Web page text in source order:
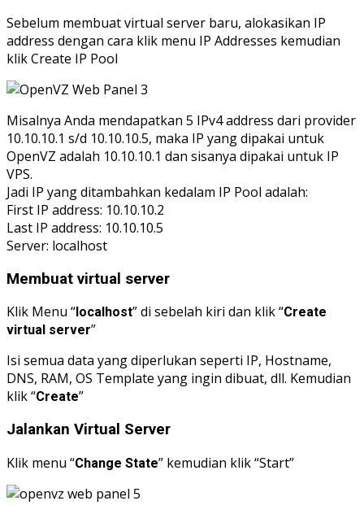
Sebelum membuat virtual server baru, alokasikan IP
address dengan cara klik menu IP Addresses kemudian
klik Create IP Pool
Misalnya Anda mendapatkan 5 IPv4 address dari provider
10.10.10.1 s/d 10.10.10.5, maka IP yang dipakai untuk
OpenVZ adalah 10.10.10.1 dan sisanya dipakai untuk IP
VPS.
Jadi IP yang ditambahkan kedalam IP Pool adalah:
First IP address: 10.10.10.2
Last IP address: 10.10.10.5
Server: localhost
Membuat virtual server
Klik Menu “ localhost” di sebelah kiri dan klik “Create
virtual server”
Isi semua data yang diperlukan seperti IP, Hostname,
DNS, RAM, OS Template yang ingin dibuat, dll. Kemudian
klik “Create”
Jalankan Virtual Server
Klik menu “Change State” kemudian klik “Start”